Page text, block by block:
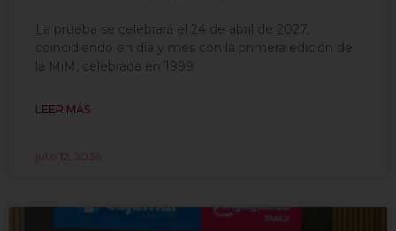
La prueba se celebrará el 24 de abril de 2027,
coincidiendo en día y mes con la primera edición de
la MiM, celebrada en 1999
LEER MÁS
julio 12, 2026